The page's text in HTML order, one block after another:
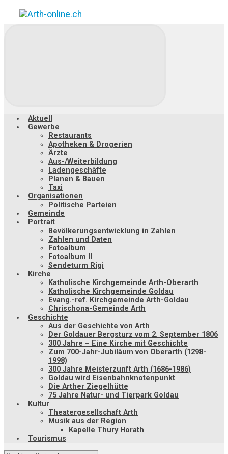
Zum
Hauptinhalt
Aktuell
Gewerbe
Restaurants
Apotheken & Drogerien
Ärzte
Aus-/Weiterbildung
Ladengeschäfte
Planen & Bauen
Taxi
Organisationen
Politische Parteien
Gemeinde
Portrait
Bevölkerungsentwicklung in Zahlen
Zahlen und Daten
Fotoalbum
Fotoalbum II
Sendeturm Rigi
Kirche
Katholische Kirchgemeinde Arth-Oberarth
Katholische Kirchgemeinde Goldau
Evang.-ref. Kirchgemeinde Arth-Goldau
Chrischona-Gemeinde Arth
Geschichte
Aus der Geschichte von Arth
Der Goldauer Bergsturz vom 2. September 1806
300 Jahre – Eine Kirche mit Geschichte
Zum 700-Jahr-Jubiläum von Oberarth (1298-
1998)
300 Jahre Meisterzunft Arth (1686-1986)
Goldau wird Eisenbahnknotenpunkt
Die Arther Ziegelhütte
75 Jahre Natur- und Tierpark Goldau
Kultur
Theatergesellschaft Arth
Musik aus der Region
Kapelle Thury Horath
Tourismus